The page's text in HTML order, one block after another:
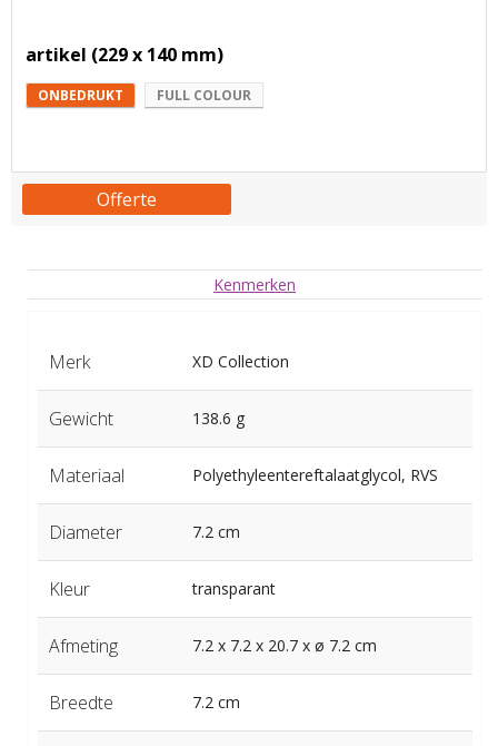
artikel (229 x 140 mm)
ONBEDRUKT FULL COLOUR
Offerte
Kenmerken
Merk XD Collection
Gewicht 138.6 g
Materiaal Polyethyleentereftalaatglycol, RVS
Diameter 7.2 cm
Kleur transparant
Afmeting 7.2 x 7.2 x 20.7 x ø 7.2 cm
Breedte 7.2 cm